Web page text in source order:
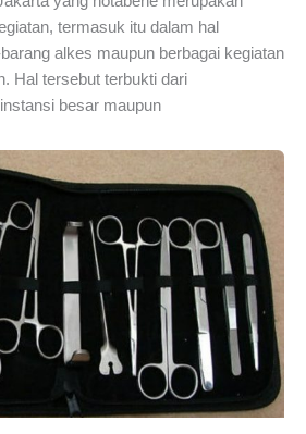
termasuk itu dalam hal
alkes maupun berbagai kegiatan
Hal tersebut terbukti dari
besar maupun